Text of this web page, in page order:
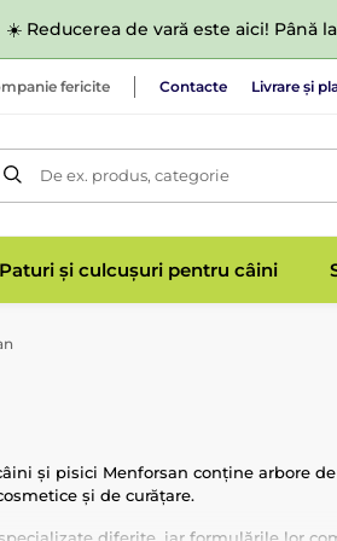
☀️ Reducerea de vară este aici! Până
fericite Contacte Livrare și
De ex. produs, categorie
Paturi și culcușuri pentru câini
și pisici Menforsan conține arbore
și de curățare.